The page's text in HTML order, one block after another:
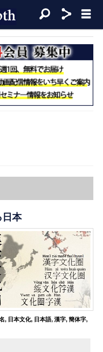
日本
, 日本文化, 日本語, 漢字, 簡体字,